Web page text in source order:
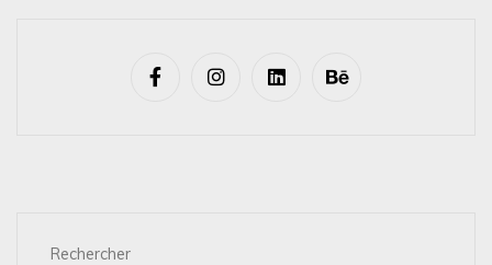
Rechercher